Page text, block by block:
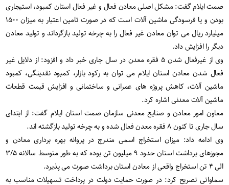
صمت ایلام گفت: مشکل اصلی معادن فعال و غیر فعال استان کمبود، استیجاری
بودن و یا فرسودگی ماشین آلات است که در صورت تامین اعتبار به میزان ۱۵۰۰
میلیارد ریال می توان معادن غیر فعال را به چرخه تولید بازگرداند و تولید معادن
دیگر را افزایش داد.
وی از غیرفعال شدن ۵ فقره معدن در سال جاری خبر داد و افزود: از دلایل غیر
فعال شدن معادن استان ایلام می توان به رکود بازار، کمبود نقدینگی، کمبود
ماشین آلات، کاهش پروژه های عمرانی و ساختمانی و افزایش قیمت قطعات
ماشین آلات معدنی اشاره کرد.
معاون امور معادن و صنایع معدنی سازمان صمت استان ایلام گفت: از ابتدای
سال جاری تا کنون ۸ فقره معدن فعال شده و به چرخه تولید بازگشته اند.
وی ادامه داد: میزان استخراج اسمی مندرج در پروانه بهره برداری معادن و
مجوزهای برداشت استان حدود ۹ میلیون تن بوده که به طور متوسط سالانه ۳/۵
الی ۴ تن استخراج واقعی از معادن استان برداشت صورت می پذیرد.
سماواتی تصریح کرد: در صورت حمایت دولت در پرداخت تسهیلات مناسب به